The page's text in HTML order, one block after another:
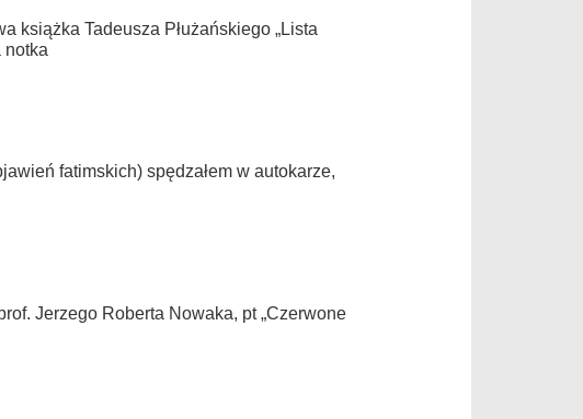
książka Tadeusza Płużańskiego „Lista
notka
fatimskich) spędzałem w autokarze,
Jerzego Roberta Nowaka, pt „Czerwone